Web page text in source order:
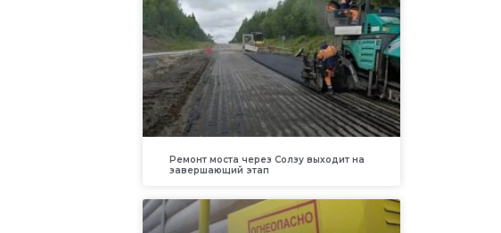
Ремонт моста через Солзу выходит на
завершающий этап